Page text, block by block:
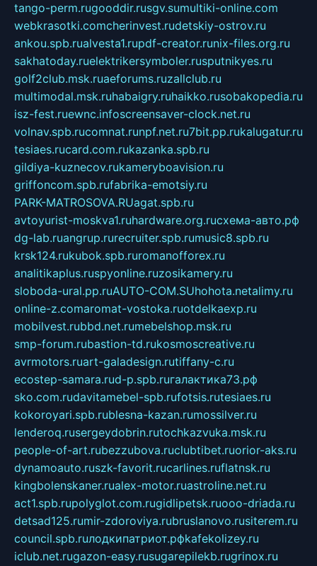
tango-perm.rugooddir.rusgv.sumultiki-online.com
webkrasotki.comcherinvest.rudetskiy-ostrov.ru
ankou.spb.rualvesta1.rupdf-creator.runix-files.org.ru
sakhatoday.ruelektrikersymboler.rusputnikyes.ru
golf2club.msk.ruaeforums.ruzallclub.ru
multimodal.msk.ruhabaigry.ruhaikko.rusobakopedia.ru
isz-fest.ruewnc.infoscreensaver-clock.net.ru
volnav.spb.rucomnat.runpf.net.ru7bit.pp.rukalugatur.ru
tesiaes.rucard.com.rukazanka.spb.ru
gildiya-kuznecov.rukameryboavision.ru
griffoncom.spb.rufabrika-emotsiy.ru
PARK-MATROSOVA.RUagat.spb.ru
avtoyurist-moskva1.ruhardware.org.ruсхема-авто.рф
dg-lab.ruangrup.rurecruiter.spb.rumusic8.spb.ru
krsk124.rukubok.spb.ruromanofforex.ru
analitikaplus.ruspyonline.ruzosikamery.ru
sloboda-ural.pp.ruAUTO-COM.SUhohota.netalimy.ru
online-z.comaromat-vostoka.ruotdelkaexp.ru
mobilvest.rubbd.net.rumebelshop.msk.ru
smp-forum.rubastion-td.rukosmoscreative.ru
avrmotors.ruart-galadesign.rutiffany-c.ru
ecostep-samara.rud-p.spb.ruгалактика73.рф
sko.com.rudavitamebel-spb.rufotsis.rutesiaes.ru
kokoroyari.spb.rublesna-kazan.rumossilver.ru
lenderoq.rusergeydobrin.rutochkazvuka.msk.ru
people-of-art.rubezzubova.ruclubtibet.ruorior-aks.ru
dynamoauto.ruszk-favorit.rucarlines.ruflatnsk.ru
kingbolenskaner.rualex-motor.ruastroline.net.ru
act1.spb.rupolyglot.com.rugidlipetsk.ruooo-driada.ru
detsad125.rumir-zdoroviya.rubruslanovo.rusiterem.ru
council.spb.ruлодкипатриот.рфkafekolizey.ru
iclub.net.rugazon-easy.rusugarepilekb.rugrinox.ru